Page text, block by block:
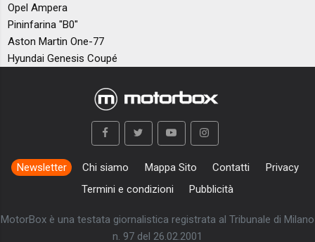
Opel Ampera
Pininfarina "B0"
Aston Martin One-77
Hyundai Genesis Coupé
Newsletter Chi siamo Mappa Sito Contatti
Privacy
Termini e condizioni
Pubblicità
MotorBox è una testata giornalistica registrata al Tribunale di Milano
n. 97 del 26.02.2001